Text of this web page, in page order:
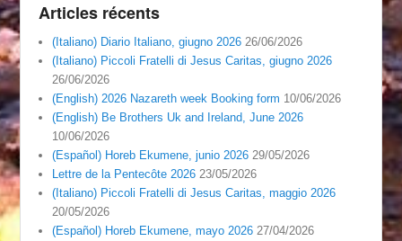
Articles récents
(Italiano) Diario Italiano, giugno 2026 26/06/2026
(Italiano) Piccoli Fratelli di Jesus Caritas, giugno 2026
26/06/2026
(English) 2026 Nazareth week Booking form 10/06/2026
(English) Be Brothers Uk and Ireland, June 2026
10/06/2026
(Español) Horeb Ekumene, junio 2026 29/05/2026
Lettre de la Pentecôte 2026 23/05/2026
(Italiano) Piccoli Fratelli di Jesus Caritas, maggio 2026
20/05/2026
(Español) Horeb Ekumene, mayo 2026 27/04/2026